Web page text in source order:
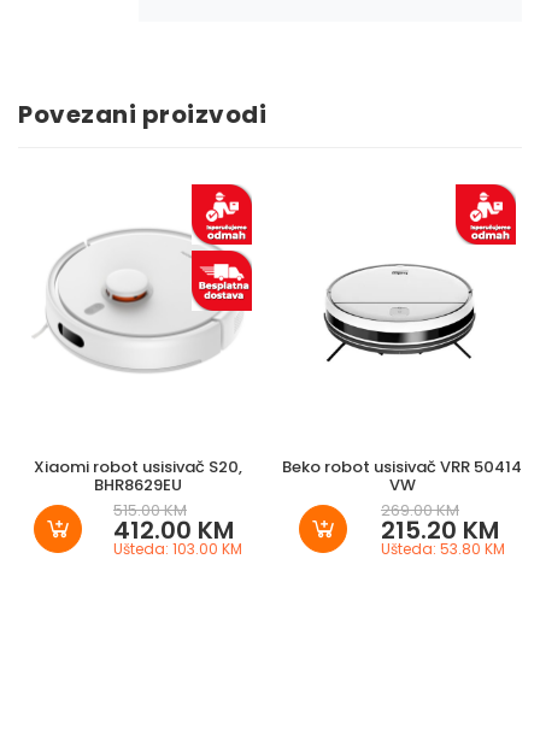
Povezani proizvodi
Xiaomi robot usisivač S20,
BHR8629EU
515.00 KM
412.00 KM
Ušteda: 103.00 KM
Beko robot usisivač VRR 50414
VW
269.00 KM
215.20 KM
Ušteda: 53.80 KM